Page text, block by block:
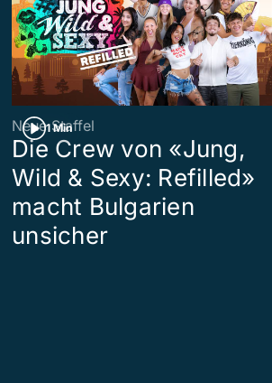
1 Min
Neue Staffel
Die Crew von «Jung,
Wild & Sexy: Refilled»
macht Bulgarien
unsicher